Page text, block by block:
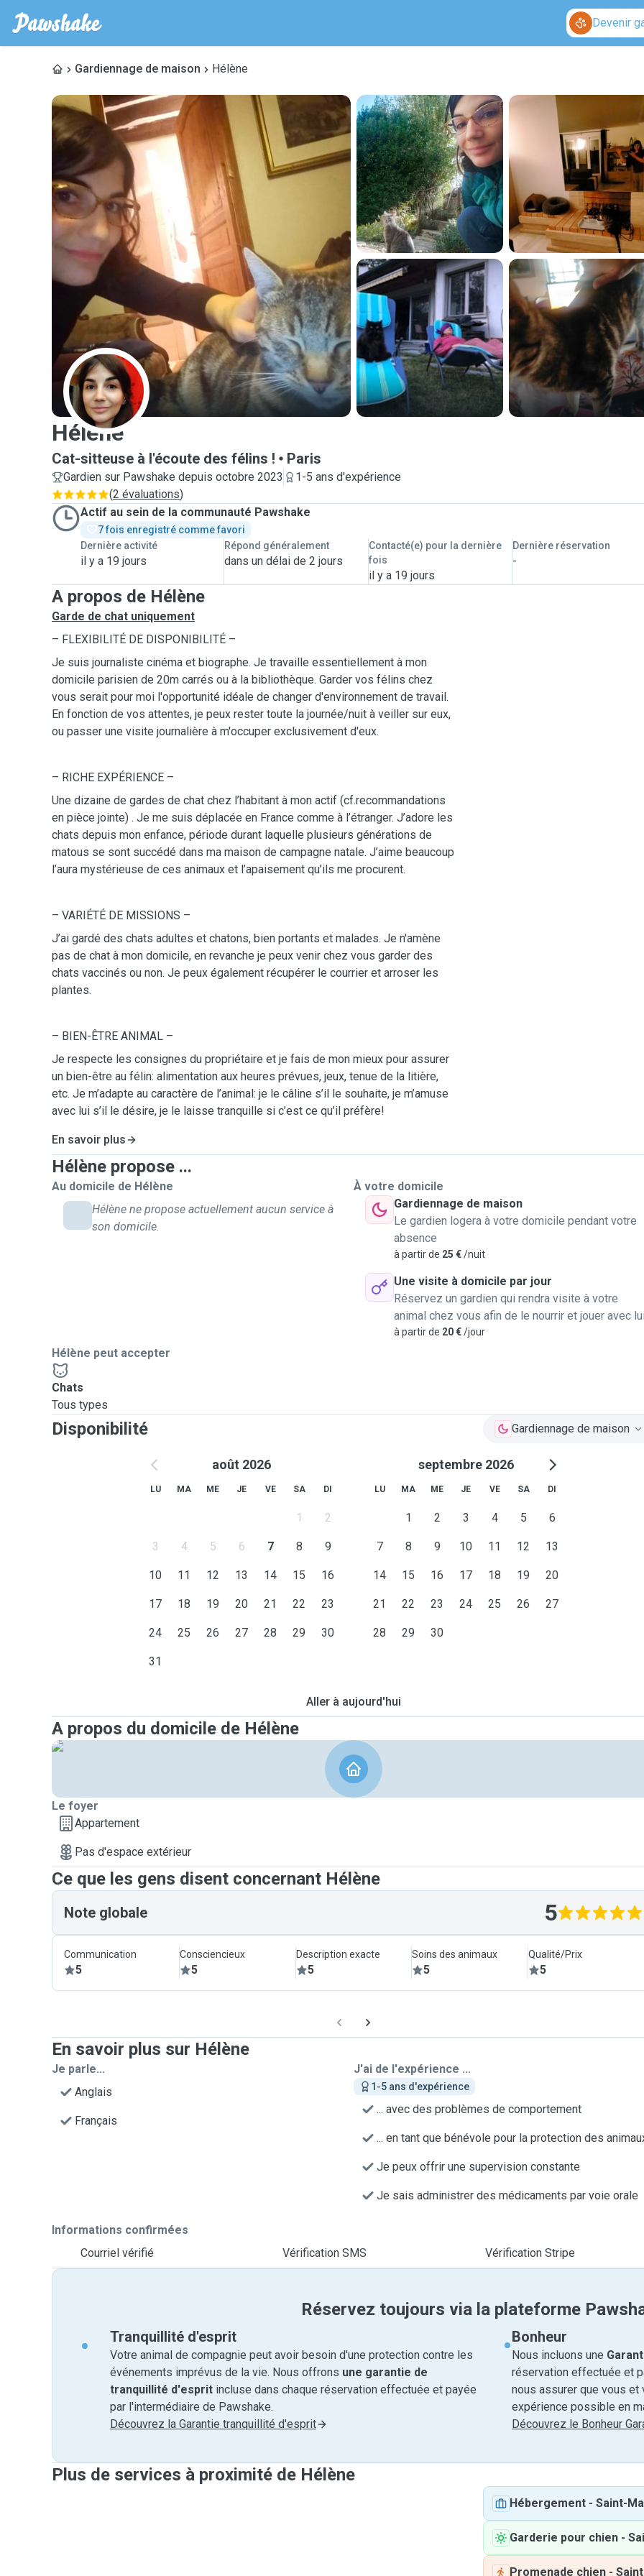
Devenir
Gardiennage de maison Hélène
H
Hélène
Cat-sitteuse à l'écoute des félins ! Paris
Gardien sur Pawshake depuis octobre 2023
1-5 ans d'expérience
(2 évaluations)
Actif au sein de la communauté Pawshake
7 fois enregistré comme favori
Dernière activité
il y a 19 jours
Répond généralement
dans un délai de 2 jours
Contacté(e) pour la dernière
fois
il y a 19 jours
Dernière réservation
-
A propos de Hélène
Garde de chat uniquement
– FLEXIBILITÉ DE DISPONIBILITÉ –
Je suis journaliste cinéma et biographe. Je travaille essentiellement à mon
domicile parisien de 20m carrés ou à la bibliothèque. Garder vos félins chez
vous serait pour moi l'opportunité idéale de changer d'environnement de travail.
En fonction de vos attentes, je peux rester toute la journée/nuit à veiller sur eux,
ou passer une visite journalière à m'occuper exclusivement d'eux.
– RICHE EXPÉRIENCE –
Une dizaine de gardes de chat chez l’habitant à mon actif (cf.recommandations
en pièce jointe) . Je me suis déplacée en France comme à l’étranger. J’adore les
chats depuis mon enfance, période durant laquelle plusieurs générations de
matous se sont succédé dans ma maison de campagne natale. J’aime beaucoup
l’aura mystérieuse de ces animaux et l’apaisement qu’ils me procurent.
– VARIÉTÉ DE MISSIONS –
J’ai gardé des chats adultes et chatons, bien portants et malades. Je n'amène
pas de chat à mon domicile, en revanche je peux venir chez vous garder des
chats vaccinés ou non. Je peux également récupérer le courrier et arroser les
plantes.
– BIEN-ÊTRE ANIMAL –
Je respecte les consignes du propriétaire et je fais de mon mieux pour assurer
un bien-être au félin: alimentation aux heures prévues, jeux, tenue de la litière,
etc. Je m’adapte au caractère de l’animal: je le câline s’il le souhaite, je m’amuse
avec lui s’il le désire, je le laisse tranquille si c’est ce qu’il préfère!
En savoir plus
Hélène propose ...
Au domicile de Hélène
Hélène ne propose actuellement aucun service à
son domicile.
À votre domicile
Gardiennage de maison
Le gardien logera à votre domicile pendant votre
absence
à partir de 25 €/nuit
Une visite à domicile par jour
Réservez un gardien qui rendra visite à votre
animal chez vous afin de le nourrir et jouer avec
à partir de 20 €/jour
Hélène peut accepter
Chats
Tous types
Disponibilité Gardiennage de maison
août 2026
LU MA ME JE VE SA DI
1 2
3 4 5 6 7 8 9
10 11 12 13 14 15 16
17 18 19 20 21 22 23
24 25 26 27 28 29 30
31
septembre 2026
LU MA ME JE VE SA DI
1 2 3 4 5 6
7 8 9 10 11 12 13
14 15 16 17 18 19 20
21 22 23 24 25 26 27
28 29 30
Aller à aujourd'hui
A propos du domicile de Hélène
Le foyer
Appartement
Pas d'espace extérieur
Ce que les gens disent concernant Hélène
Note globale 5
Communication
5
Consciencieux
5
Description exacte
5
Soins des animaux
5
Qualité/Prix
5
En savoir plus sur Hélène
Je parle...
Anglais
Français
J'ai de l'expérience ...
1-5 ans d'expérience
... avec des problèmes de comportement
... en tant que bénévole pour la protection des
Je peux offrir une supervision constante
Je sais administrer des médicaments par voie orale
Informations confirmées
Courriel vérifié
Vérification SMS Vérification Stripe
Réservez toujours via la plateforme
Tranquillité d'esprit
Votre animal de compagnie peut avoir besoin d'une protection contre les
événements imprévus de la vie. Nous offrons une garantie de
tranquillité d'esprit incluse dans chaque réservation effectuée et payée
par l'intermédiaire de Pawshake.
Découvrez la Garantie tranquillité d'esprit
Bonheur
Nous incluons une
réservation effectuée et
nous assurer que vous
expérience possible en
Découvrez le Bonheur
Plus de services à proximité de Hélène
Hébergement - Saint-
Garderie pour chien -
Promenade chien -